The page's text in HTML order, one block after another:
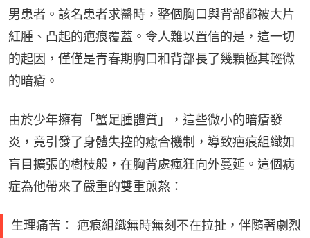
男患者。該名患者求醫時，整個胸口與背部都被大片
紅腫、凸起的疤痕覆蓋。令人難以置信的是，這一切
的起因，僅僅是青春期胸口和背部長了幾顆極其輕微
的暗瘡。
由於少年擁有「蟹足腫體質」，這些微小的暗瘡發
炎，竟引發了身體失控的癒合機制，導致疤痕組織如
盲目擴張的樹枝般，在胸背處瘋狂向外蔓延。這個病
症為他帶來了嚴重的雙重煎熬：
生理痛苦： 疤痕組織無時無刻不在拉扯，伴隨著劇烈